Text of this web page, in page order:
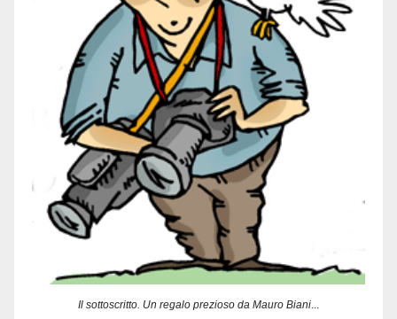
Il sottoscritto. Un regalo prezioso da Mauro Biani...